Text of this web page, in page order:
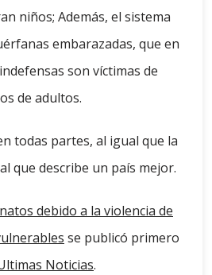
niños; Además, el sistema
embarazadas, que en
son víctimas de
de adultos.
todas partes, al igual que la
que describe un país mejor.
debido a la violencia de
se publicó primero
Noticias.